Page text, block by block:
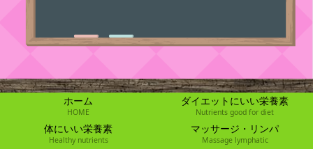
ホーム
HOME
ダイエットにいい栄養素
Nutrients good for diet
体にいい栄養素
Healthy nutrients
マッサージ・リンパ
Massage lymphatic